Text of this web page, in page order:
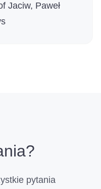
Jaciw, Paweł
pytania